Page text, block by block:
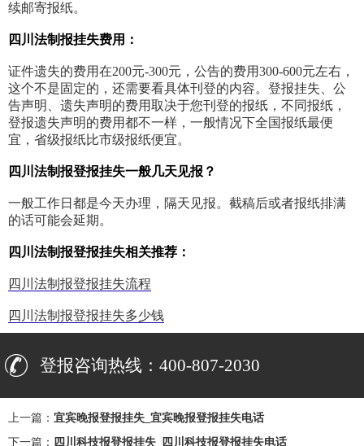
续邮寄报纸。
四川法制报挂失费用：
证件遗失的费用在200元-300元，公告的费用300-600元左右，
这个不是固定的，还需要看具体刊登的内容。登报挂失、公
告声明、遗失声明的费用取决于您刊登的报纸，不同报纸，
登报遗失声明的费用都不一样，一般情况下全国报纸最便
宜，省级报纸比市级报纸便宜。
四川法制报登报挂失一般几天见报？
一般工作日都是今天办理，隔天见报。截稿后或者报纸排满
的话可能会延期。
四川法制报登报挂失相关推荐：
四川法制报登报挂失流程
四川法制报登报挂失多少钱
登报咨询热线：400-807-2030
上一篇： 宜宾晚报登报挂失_宜宾晚报登报挂失电话
下一篇： 四川科技报登报挂失_四川科技报登报挂失电话